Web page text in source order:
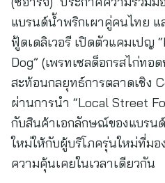
แบรนด์น้ำพริกเผาคู่คนไทย แ
ฟู้ดเดลิเวอรี เปิดตัวแคมเปญ
Dog” (เพรทเซลด็อกรสไก่ท
สะท้อนกลยุทธ์การตลาดเชิง
ผ่านการนำ “Local Street
กับสินค้าเอกลักษณ์ของแบรน
ใหม่ให้กับผู้บริโภครุ่นใหม่ที่ม
ความคุ้นเคยในเวลาเดียวกัน